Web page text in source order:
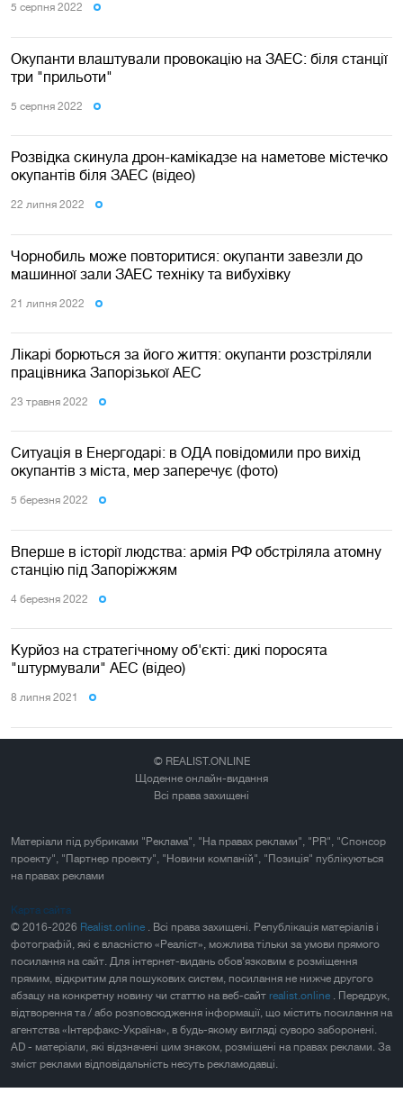
5 серпня 2022
Окупанти влаштували провокацію на ЗАЕС: біля станції
три "прильоти"
5 серпня 2022
Розвідка скинула дрон-камікадзе на наметове містечко
окупантів біля ЗАЕС (відео)
22 липня 2022
Чорнобиль може повторитися: окупанти завезли до
машинної зали ЗАЕС техніку та вибухівку
21 липня 2022
Лікарі борються за його життя: окупанти розстріляли
працівника Запорізької АЕС
23 травня 2022
Ситуація в Енергодарі: в ОДА повідомили про вихід
окупантів з міста, мер заперечує (фото)
5 березня 2022
Вперше в історії людства: армія РФ обстріляла атомну
станцію під Запоріжжям
4 березня 2022
Курйоз на стратегічному об'єкті: дикі поросята
"штурмували" АЕС (відео)
8 липня 2021
© REALIST.ONLINE
Щоденне онлайн-видання
Всі права захищені
Матеріали під рубриками "Реклама", "На правах реклами", "PR", "Спонсор
проекту", "Партнер проекту", "Новини компаній", "Позиція" публікуються
на правах реклами
Карта сайта
© 2016-2026 Realist.online
. Всі права захищені. Републікація матеріалів і
фотографій, які є власністю «Реаліст», можлива тільки за умови прямого
посилання на сайт. Для інтернет-видань обов'язковим є розміщення
прямим, відкритим для пошукових систем, посилання не нижче другого
абзацу на конкретну новину чи статтю на веб-сайт realist.online
. Передрук,
відтворення та / або розповсюдження інформації, що містить посилання на
агентства «Інтерфакс-Україна», в будь-якому вигляді суворо заборонені.
AD - матеріали, які відзначені цим знаком, розміщені на правах реклами. За
зміст реклами відповідальність несуть рекламодавці.